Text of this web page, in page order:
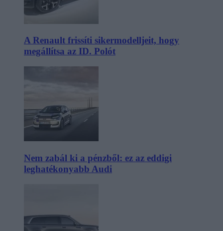
A Renault frissíti sikermodelljeit, hogy
megállítsa az ID. Polót
Nem zabál ki a pénzből: ez az eddigi
leghatékonyabb Audi